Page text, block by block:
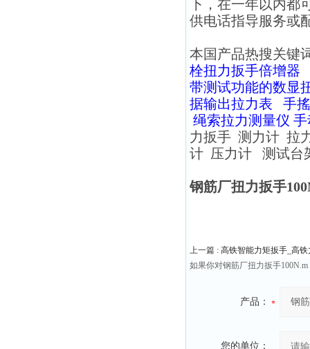
下，在一年以内都
供电话指导服务或
本国产品热搜关键
栓扭力扳手倍增器
带测试功能的数显
据输出拉力表
手
绳索拉力测量仪 手
力扳手 测力计 拉
计 压力计 测试台
钢筋厂扭力扳手
上一篇 : 高铁智能力矩扳手_高
如果你对钢筋厂扭力扳手
产品：
您的单位：